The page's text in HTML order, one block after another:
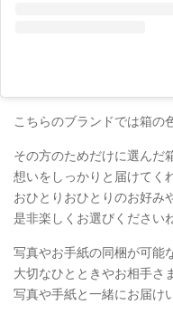
こちらのブランドでは箱の
その方のためだけに選んだ
想いをしっかりと届けてく
おひとりおひとりのお好み
是非楽しくお選びください
写真やお手紙の同梱が可能
大切なひとときやお相手さ
写真や手紙と一緒にお届け